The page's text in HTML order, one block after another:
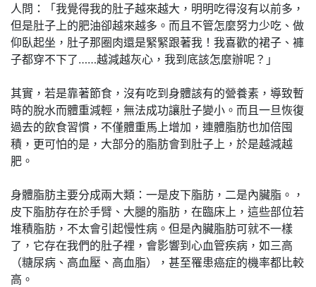
人問：「我覺得我的肚子越來越大，明明吃得沒有以前多，
但是肚子上的肥油卻越來越多。而且不管怎麼努力少吃、做
仰臥起坐，肚子那圈肉還是緊緊跟著我！我喜歡的裙子、褲
子都穿不下了……越減越灰心，我到底該怎麼辦呢？」
其實，若是靠著節食，沒有吃到身體該有的營養素，導致暫
時的脫水而體重減輕，無法成功讓肚子變小。而且一旦恢復
過去的飲食習慣，不僅體重馬上增加，連體脂肪也加倍囤
積，更可怕的是，大部分的脂肪會到肚子上，於是越減越
肥。
身體脂肪主要分成兩大類：一是皮下脂肪，二是內臟脂。，
皮下脂肪存在於手臂、大腿的脂肪，在臨床上，這些部位若
堆積脂肪，不太會引起慢性病。但是內臟脂肪可就不一樣
了，它存在我們的肚子裡，會影響到心血管疾病，如三高
（糖尿病、高血壓、高血脂），甚至罹患癌症的機率都比較
高。